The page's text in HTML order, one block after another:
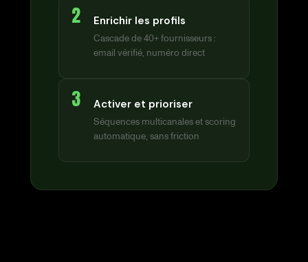
2 Enrichir les profils
Cascade de 40+ fournisseurs :
email vérifié, numéro direct
3 Activer et prioriser
Séquences multicanales et scoring
automatique, sans friction